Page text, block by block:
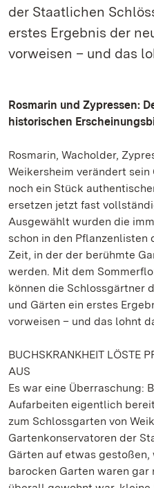
der Staatlichen
erstes Ergebnis der
vorweisen – und das
Rosmarin und Zypressen:
historischen
Rosmarin, Wacholder,
Weikersheim verändert
noch ein Stück
ersetzen jetzt fast
Ausgewählt wurden die
schon in den Pflanzenlisten
Zeit, in der der berühmte
werden. Mit dem
können die Schlossgärtner
und Gärten ein erstes
vorweisen – und das lohnt
BUCHSKRANKHEIT LÖSTE
AUS
Es war eine Überraschung:
Aufarbeiten eigentlich
zum Schlossgarten von
Gartenkonservatoren der
Gärten auf etwas
barocken Garten waren gar